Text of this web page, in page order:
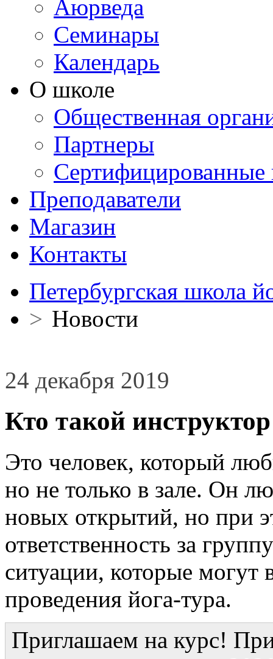
Аюрведа
Семинары
Календарь
О школе
Общественная
Партнеры
Сертифицированные
Преподаватели
Магазин
Контакты
Петербургская школа
> Новости
24 декабря 2019
Кто такой
Это человек, который
но не только в зале. Он
новых открытий, но при
ответственность за
ситуации, которые могут
проведения йога-тура.
Приглашаем на курс!